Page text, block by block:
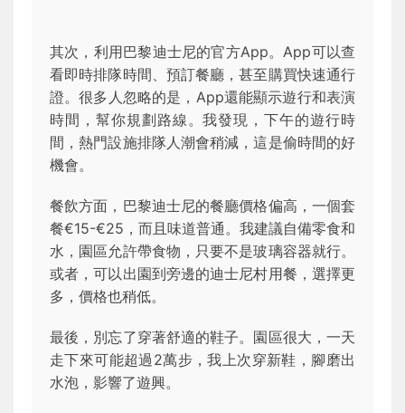
其次，利用巴黎迪士尼的官方App。App可以查
看即時排隊時間、預訂餐廳，甚至購買快速通行
證。很多人忽略的是，App還能顯示遊行和表演
時間，幫你規劃路線。我發現，下午的遊行時
間，熱門設施排隊人潮會稍減，這是偷時間的好
機會。
餐飲方面，巴黎迪士尼的餐廳價格偏高，一個套
餐€15-€25，而且味道普通。我建議自備零食和
水，園區允許帶食物，只要不是玻璃容器就行。
或者，可以出園到旁邊的迪士尼村用餐，選擇更
多，價格也稍低。
最後，別忘了穿著舒適的鞋子。園區很大，一天
走下來可能超過2萬步，我上次穿新鞋，腳磨出
水泡，影響了遊興。